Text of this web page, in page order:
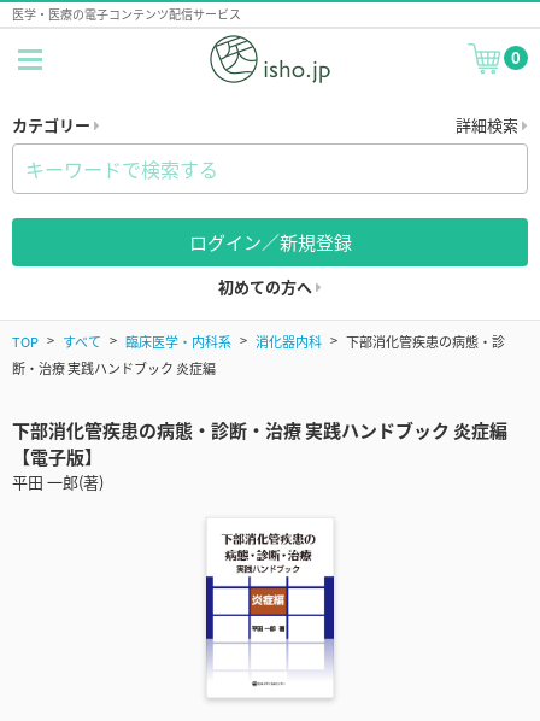
医学・医療の電子コンテンツ配信サービス
0
カテゴリー 詳細検索
ログイン／新規登録
初めての方へ
TOP すべて 臨床医学・内科系 消化器内科
下部消化管疾患の病態・診
断・治療 実践ハンドブック 炎症編
下部消化管疾患の病態・診断・治療 実践ハンドブック 炎症編
【電子版】
平田 一郎(著)